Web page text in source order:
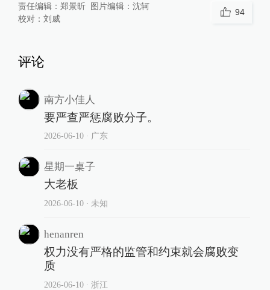
责任编辑： 郑景昕 图片编辑： 沈轲
校对： 刘威
94
评论
南方小佳人
要严查严惩腐败分子。
2026-06-10∙ 广东
星期一桌子
大老板
2026-06-10∙ 未知
henanren
权力没有严格的监管和约束就会腐败变
质
2026-06-10∙ 浙江